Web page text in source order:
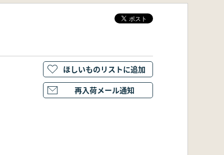
ほしいものリストに追加
再入荷メール通知